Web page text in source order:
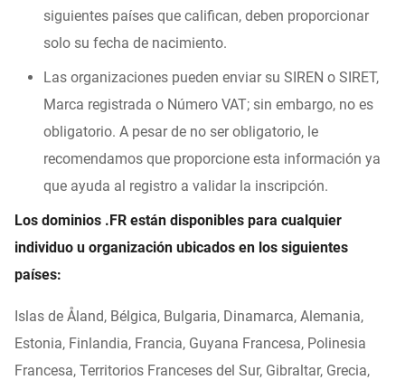
siguientes países que califican, deben proporcionar
solo su fecha de nacimiento.
Las organizaciones pueden enviar su SIREN o SIRET,
Marca registrada o Número VAT; sin embargo, no es
obligatorio. A pesar de no ser obligatorio, le
recomendamos que proporcione esta información ya
que ayuda al registro a validar la inscripción.
Los dominios .FR están disponibles para cualquier
individuo u organización ubicados en los siguientes
países:
Islas de Åland, Bélgica, Bulgaria, Dinamarca, Alemania,
Estonia, Finlandia, Francia, Guyana Francesa, Polinesia
Francesa, Territorios Franceses del Sur, Gibraltar, Grecia,